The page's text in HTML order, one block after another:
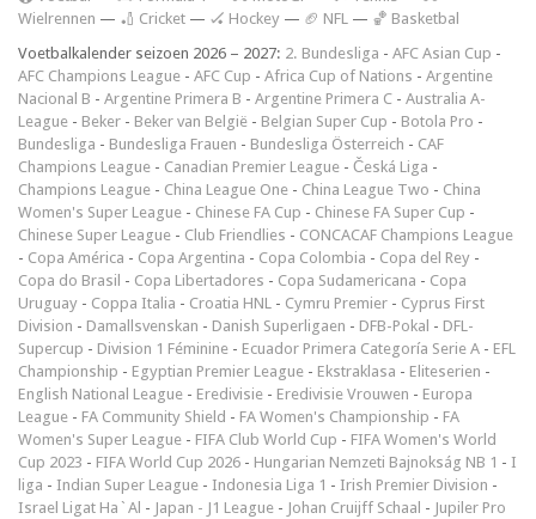
Wielrennen — 🏏 Cricket — 🏑 Hockey — 🏈 NFL — 🏀 Basketbal
Voetbalkalender seizoen 2026 – 2027: 2. Bundesliga - AFC Asian Cup -
AFC Champions League - AFC Cup - Africa Cup of Nations - Argentine
Nacional B - Argentine Primera B - Argentine Primera C - Australia A-
League - Beker - Beker van België - Belgian Super Cup - Botola Pro -
Bundesliga - Bundesliga Frauen - Bundesliga Österreich - CAF
Champions League - Canadian Premier League - Česká Liga -
Champions League - China League One - China League Two - China
Women's Super League - Chinese FA Cup - Chinese FA Super Cup -
Chinese Super League - Club Friendlies - CONCACAF Champions League
- Copa América - Copa Argentina - Copa Colombia - Copa del Rey -
Copa do Brasil - Copa Libertadores - Copa Sudamericana - Copa
Uruguay - Coppa Italia - Croatia HNL - Cymru Premier - Cyprus First
Division - Damallsvenskan - Danish Superligaen - DFB-Pokal - DFL-
Supercup - Division 1 Féminine - Ecuador Primera Categoría Serie A - EFL
Championship - Egyptian Premier League - Ekstraklasa - Eliteserien -
English National League - Eredivisie - Eredivisie Vrouwen - Europa
League - FA Community Shield - FA Women's Championship - FA
Women's Super League - FIFA Club World Cup - FIFA Women's World
Cup 2023 - FIFA World Cup 2026 - Hungarian Nemzeti Bajnokság NB 1 - I
liga - Indian Super League - Indonesia Liga 1 - Irish Premier Division -
Israel Ligat Ha`Al - Japan - J1 League - Johan Cruijff Schaal - Jupiler Pro